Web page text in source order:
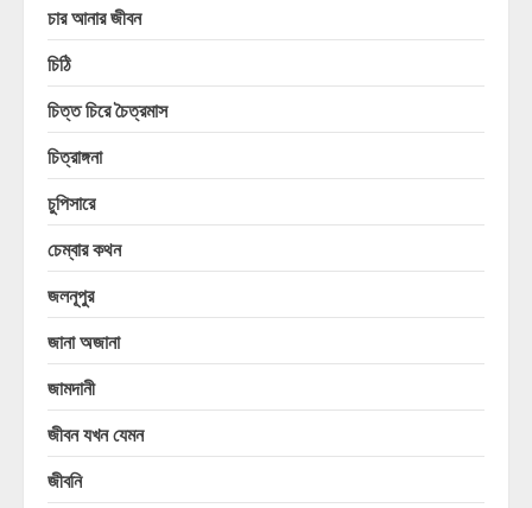
চার আনার জীবন
চিঠি
চিত্ত চিরে চৈত্রমাস
চিত্রাঙ্গনা
চুপিসারে
চেম্বার কথন
জলনূপুর
জানা অজানা
জামদানী
জীবন যখন যেমন
জীবনি